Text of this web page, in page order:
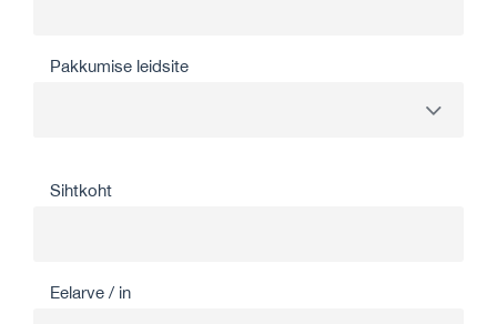
Pakkumise leidsite
Sihtkoht
Eelarve / in